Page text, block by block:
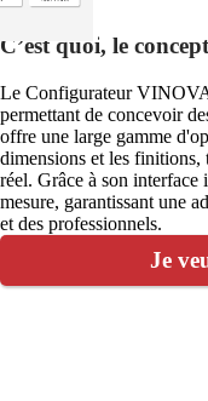
C’est quoi, le
Le Configurateur
permettant de concevoir
offre une large gamme
dimensions et les finitions,
réel. Grâce à son
mesure, garantissant une
et des professionnels.
Je